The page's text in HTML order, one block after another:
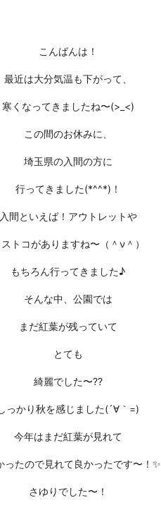
こんばんは！
最近は大分気温も下がって、
寒くなってきましたね〜(>_<)
この間のお休みに、
埼玉県の入間の方に
行ってきました(*^^*)！
間といえば！アウトレットや
トコがありますね〜（＾ν＾）
もちろん行ってきました♪
そんな中、公園では
まだ紅葉が残っていて
とても
綺麗でした〜??
っかり秋を感じました(´∀｀=)
今年はまだ紅葉が見れて
ったので見れて良かったです〜！✨
さゆりでした〜！